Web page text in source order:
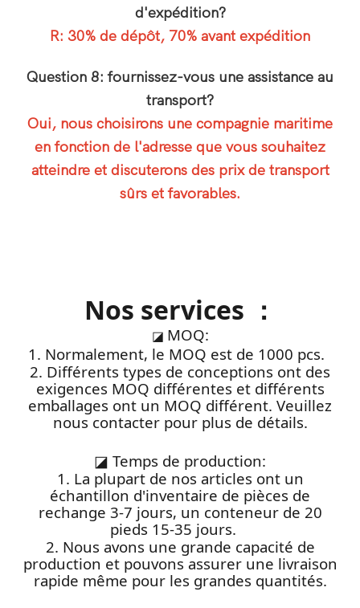
d'expédition?
R: 30% de dépôt, 70% avant expédition
Question 8: fournissez-vous une assistance au
transport?
Oui, nous choisirons une compagnie maritime
en fonction de l'adresse que vous souhaitez
atteindre et discuterons des prix de transport
sûrs et favorables.
Nos services ：
◪ MOQ:
1. Normalement, le MOQ est de 1000 pcs.
2. Différents types de conceptions ont des
exigences MOQ différentes et différents
emballages ont un MOQ différent. Veuillez
nous contacter pour plus de détails.
◪ Temps de production:
1. La plupart de nos articles ont un
échantillon d'inventaire de pièces de
rechange 3-7 jours, un conteneur de 20
pieds 15-35 jours.
2. Nous avons une grande capacité de
production et pouvons assurer une livraison
rapide même pour les grandes quantités.